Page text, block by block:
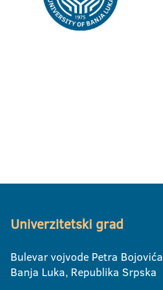
Univerzitetski grad
Bulevar vojvode Petra Bojovića
Banja Luka, Republika Srpska